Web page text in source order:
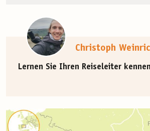
Christoph
Lernen Sie Ihren Reiseleiter